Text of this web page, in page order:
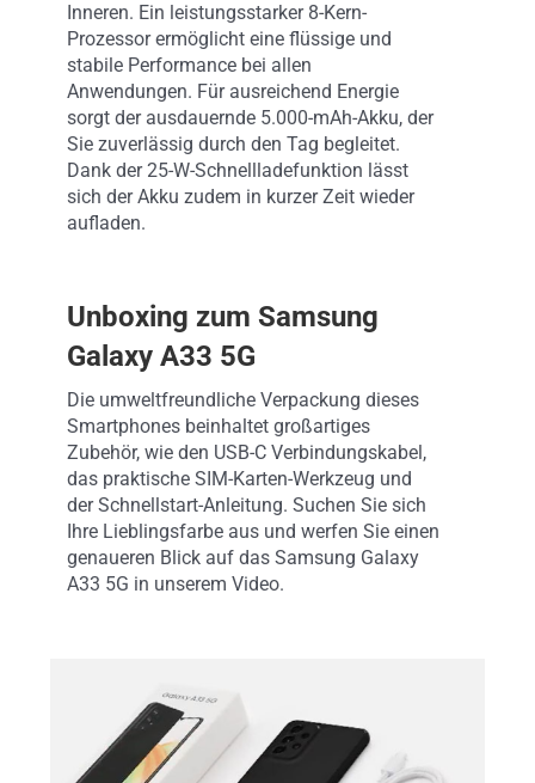
Inneren. Ein leistungsstarker 8-Kern-
Prozessor ermöglicht eine flüssige und
stabile Performance bei allen
Anwendungen. Für ausreichend Energie
sorgt der ausdauernde 5.000-mAh-Akku, der
Sie zuverlässig durch den Tag begleitet.
Dank der 25-W-Schnellladefunktion lässt
sich der Akku zudem in kurzer Zeit wieder
aufladen.
Unboxing zum Samsung
Galaxy A33 5G
Die umweltfreundliche Verpackung dieses
Smartphones beinhaltet großartiges
Zubehör, wie den USB-C Verbindungskabel,
das praktische SIM-Karten-Werkzeug und
der Schnellstart-Anleitung. Suchen Sie sich
Ihre Lieblingsfarbe aus und werfen Sie einen
genaueren Blick auf das Samsung Galaxy
A33 5G in unserem Video.